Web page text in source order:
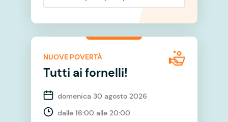
NUOVE POVERTÀ
Tutti ai fornelli!
domenica 30 agosto 2026
dalle 16:00 alle 20:00